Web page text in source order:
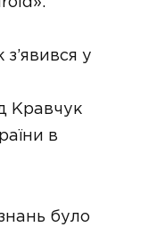
з’явився у
Кравчук
в
було